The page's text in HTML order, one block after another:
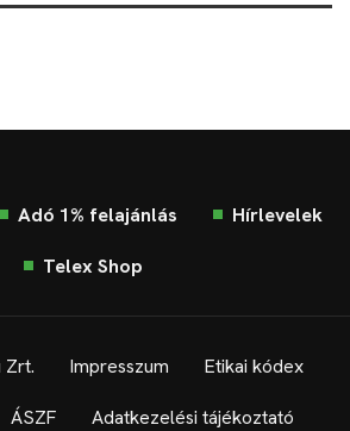
Adó 1% felajánlás Hírlevelek
Telex Shop
Zrt. Impresszum Etikai kódex
ÁSZF Adatkezelési tájékoztató